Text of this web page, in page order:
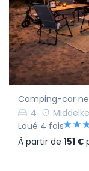
Camping-car
4
Loué 4 fois
À partir de 151 €